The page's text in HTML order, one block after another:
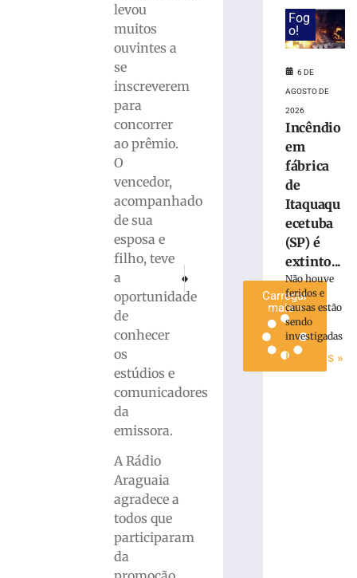
levou
muitos
ouvintes a
se
inscreverem
para
concorrer
ao prêmio.
O
vencedor,
acompanhado
de sua
esposa e
filho, teve
a
oportunidade
de
conhecer
os
estúdios e
comunicadores
da
emissora.
A Rádio
Araguaia
agradece a
todos que
participaram
da
Havan projeta crescimento de
PMSC celebra 190 anos de história e
intensa
ventos
Carregar
mais »
Fog
o!
6 DE
AGOSTO DE
2026
Incêndio
em
fábrica
de
Itaquaqu
ecetuba
(SP) é
extinto...
Não houve
feridos e
causas estão
sendo
investigadas
Ler mais »